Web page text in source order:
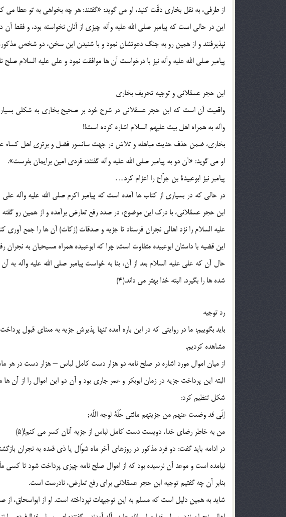
از طرفى، به نقل بخارى دقّت کنید، او مى گوید: «گفتند: هر چه بخواهى به تو عطا مى
این در حالى است که پیامبر صلى الله علیه وآله چیزى از آنان نخواسته بود، و فقط
نپذیرفتند و از همین رو به جنگ دعوتشان نمود و با شنیدن این سخن، دو شخص
پیامبر صلى الله علیه وآله نیز با درخواست آن ها موافقت نمود و على علیه السلام
ابن حجر عسقلانى و توجیه تحریف بخارى
واقعیت آن است که ابن حجر عسقلانى در شرح خود بر صحیح بخارى به شکلى بسیار
وآله به همراه اهل بیت علیهم السلام اشاره کرده است!!
بخارى، ضمن حذف حدیث مباهله و تلاش در جهت سانسور فضل و برترى اهل کساء
او مى گوید: «آن دو به پیامبر صلى الله علیه وآله گفتند: فردى امین برایمان بفرست».
پیامبر نیز ابوعبیدة بن جرّاح را اعزام کرد… .
در حالى که در بسیارى از کتاب ها آمده است که پیامبر اکرم صلى الله علیه وآله
ابن حجر عسقلانى، با درک این موضوع، در صدد رفع تعارض برآمده و از همین رو گفته
علیه السلام را نزد اهالى نجران فرستاد تا جزیه و صدقات (زکات) آن ها را جمع آورى
این قضیه با داستان ابوعبیده متفاوت است; چرا که ابوعبیده همراه مسیحیان به
حال آن که على علیه السلام بعد از آن، بنا به خواست پیامبر صلى الله علیه وآله
شده ها را بگیرد. البته خدا بهتر مى داند.(4)
رد توجیه
باید بگوییم: ما در روایتى که در این باره آمده تنها پذیرش جزیه به معناى قبول
مشاهده کردیم.
از میان اموال مورد اشاره در صلح نامه دو هزار دست کامل لباس – هزار دست در هر
البته این پرداخت جزیه در زمان ابوبکر و عمر جارى بود و آن دو این اموال را از آن
شکل تنظیم کرد:
إنّی قد وضعت عنهم من جزیتهم مائتی حُلّة لوجه اللّه;
من به خاطر رضاى خدا، دویست دست کامل لباس از جزیه آنان کسر مى کنم!(5)
نیامده است و موعد آن نرسیده بود که از اموال صلح نامه چیزى پرداخت شود تا کسى
بنابر آن چه گفتیم توجیه ابن حجر عسقلانى براى رفع تعارض، نادرست است.
شاید به همین دلیل است که مسلم به این توجیهات نپرداخته است. او از ابواسحاق، از